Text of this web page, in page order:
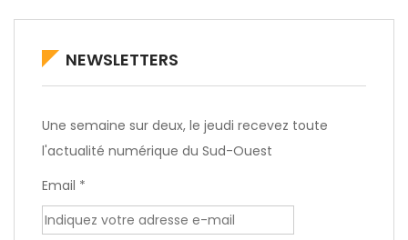
NEWSLETTERS
Une semaine sur deux, le jeudi recevez toute
l'actualité numérique du Sud-Ouest
Email *